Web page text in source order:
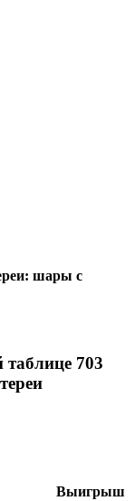
шары с
703
Выигрыш